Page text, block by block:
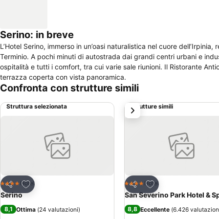
Serino: in breve
L’Hotel Serino, immerso in un’oasi naturalistica nel cuore
Terminio. A pochi minuti di autostrada dai grandi centri urbani e industriali della Campania, offre al turismo di piacere e a quello di affari una perfetta
ospitalità e tutti i comfort, tra cui varie sale riunioni. Il Ristorante Antica Osteria o'Calabriasuotto serve la migliore cucina tradizionale locale sulla
terrazza coperta con vista panoramica.
Confronta con strutture simili
Struttura selezionata
Condividi
Aggiungi ai preferiti
4 StelleHotel
Serino
8,1 Ottima (24 valutazioni)
Strutture simili
Condividi
Aggiungi ai preferiti
4 StelleHotel
San Severino Park Hotel &
8,8 Eccellente (6.426
successivo